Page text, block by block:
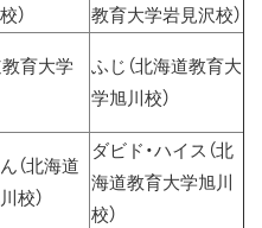
）
教育大学岩見沢校）
教育大学
ふじ（北海道教育大
学旭川校）
（北海道
校）
ダビド・ハイス（北
海道教育大学旭川
校）